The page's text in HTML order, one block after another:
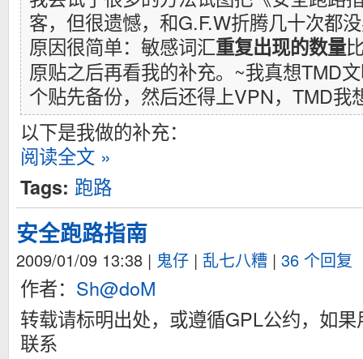
客，但很遗憾，和G.F.W折腾几十次都
原因很简单：敏感词汇重复出现的数量
原贴之后再看我的补充。~我真想TMD
个贴先备份，然后还得上VPN，TMD我
以下是我做的补充：
阅读全文 »
Tags: 跑路
安全跑路指南
2009/01/09 13:38 | 鬼仔 | 乱七八糟 | 36 个回复
作者： Sh@doM
转载请标明出处，或遵循GPL公约，如
联系